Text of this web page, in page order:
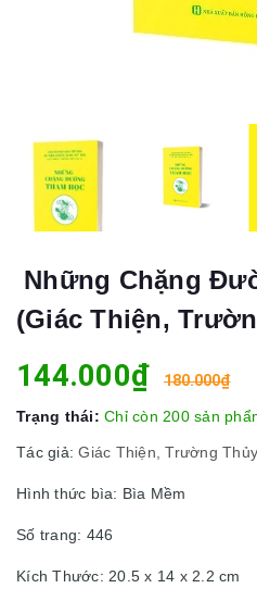
Những Chặng
(Giác Thiện,
144.000₫ 180.000₫
Trạng thái: Chỉ còn 200 sản
Tác giả:Giác Thiện, Trường Thủy
Hình thức bìa: Bìa Mềm
Số trang: 446
Kích Thước: 20.5 x 14 x 2.2 cm